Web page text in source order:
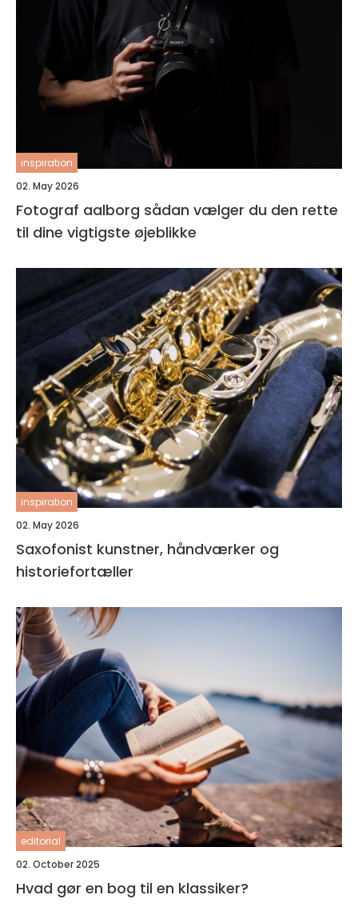
inspiration
02. May 2026
Fotograf aalborg sådan vælger du den rette
til dine vigtigste øjeblikke
inspiration
02. May 2026
Saxofonist kunstner, håndværker og
historiefortæller
editorial
02. October 2025
Hvad gør en bog til en klassiker?